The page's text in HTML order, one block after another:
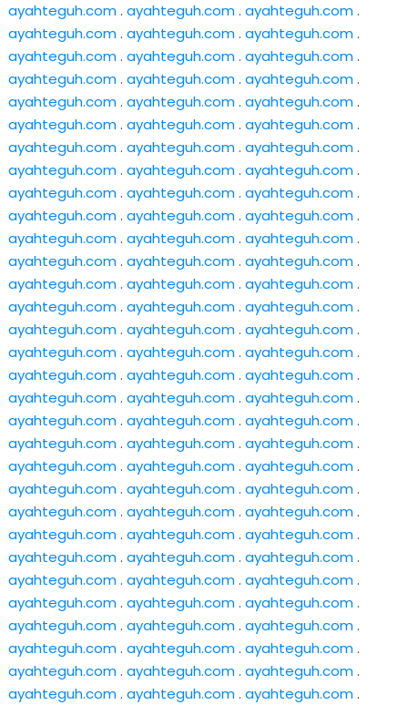
ayahteguh.com. ayahteguh.com. ayahteguh.com.
ayahteguh.com. ayahteguh.com. ayahteguh.com.
ayahteguh.com. ayahteguh.com. ayahteguh.com.
ayahteguh.com. ayahteguh.com. ayahteguh.com.
ayahteguh.com. ayahteguh.com. ayahteguh.com.
ayahteguh.com. ayahteguh.com. ayahteguh.com.
ayahteguh.com. ayahteguh.com. ayahteguh.com.
ayahteguh.com. ayahteguh.com. ayahteguh.com.
ayahteguh.com. ayahteguh.com. ayahteguh.com.
ayahteguh.com. ayahteguh.com. ayahteguh.com.
ayahteguh.com. ayahteguh.com. ayahteguh.com.
ayahteguh.com. ayahteguh.com. ayahteguh.com.
ayahteguh.com. ayahteguh.com. ayahteguh.com.
ayahteguh.com. ayahteguh.com. ayahteguh.com.
ayahteguh.com. ayahteguh.com. ayahteguh.com.
ayahteguh.com. ayahteguh.com. ayahteguh.com.
ayahteguh.com. ayahteguh.com. ayahteguh.com.
ayahteguh.com. ayahteguh.com. ayahteguh.com.
ayahteguh.com. ayahteguh.com. ayahteguh.com.
ayahteguh.com. ayahteguh.com. ayahteguh.com.
ayahteguh.com. ayahteguh.com. ayahteguh.com.
ayahteguh.com. ayahteguh.com. ayahteguh.com.
ayahteguh.com. ayahteguh.com. ayahteguh.com.
ayahteguh.com. ayahteguh.com. ayahteguh.com.
ayahteguh.com. ayahteguh.com. ayahteguh.com.
ayahteguh.com. ayahteguh.com. ayahteguh.com.
ayahteguh.com. ayahteguh.com. ayahteguh.com.
ayahteguh.com. ayahteguh.com. ayahteguh.com.
ayahteguh.com. ayahteguh.com. ayahteguh.com.
ayahteguh.com. ayahteguh.com. ayahteguh.com.
ayahteguh.com. ayahteguh.com. ayahteguh.com.